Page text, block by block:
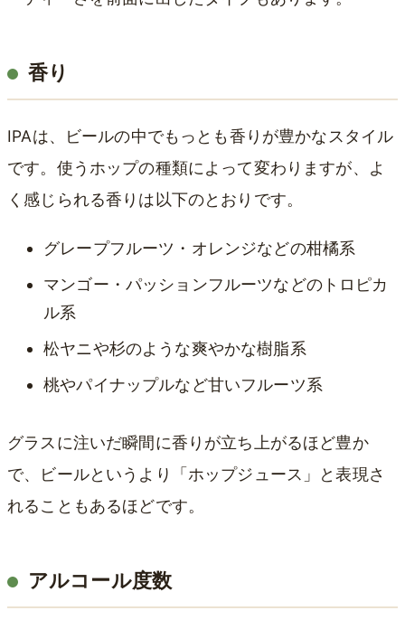
香り
IPAは、ビールの中でもっとも香りが豊かなスタイル
です。使うホップの種類によって変わりますが、よ
く感じられる香りは以下のとおりです。
グレープフルーツ・オレンジなどの柑橘系
マンゴー・パッションフルーツなどのトロピカ
ル系
松ヤニや杉のような爽やかな樹脂系
桃やパイナップルなど甘いフルーツ系
グラスに注いだ瞬間に香りが立ち上がるほど豊か
で、ビールというより「ホップジュース」と表現さ
れることもあるほどです。
アルコール度数